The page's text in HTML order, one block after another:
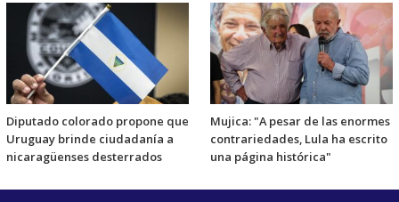
Diputado colorado propone que
Uruguay brinde ciudadanía a
nicaragüenses desterrados
Mujica: "A pesar de las enormes
contrariedades, Lula ha escrito
una página histórica"